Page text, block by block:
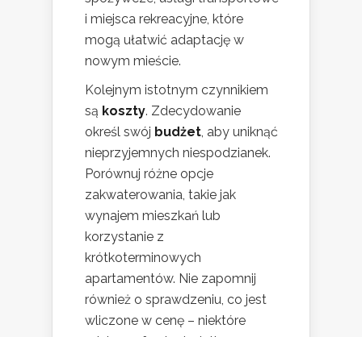
i miejsca rekreacyjne, które
mogą ułatwić adaptację w
nowym mieście.
Kolejnym istotnym czynnikiem
są koszty. Zdecydowanie
określ swój budżet, aby uniknąć
nieprzyjemnych niespodzianek.
Porównuj różne opcje
zakwaterowania, takie jak
wynajem mieszkań lub
korzystanie z
krótkoterminowych
apartamentów. Nie zapomnij
również o sprawdzeniu, co jest
wliczone w cenę – niektóre